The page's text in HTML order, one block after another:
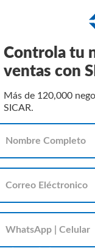
Controla tu
ventas con
Más de 120,000
SICAR.